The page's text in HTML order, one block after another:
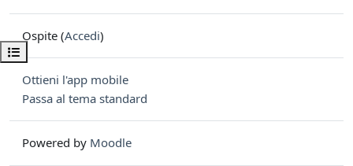
Apri indice del corso
Ospite (Accedi)
Ottieni l'app mobile
Passa al tema standard
Powered by Moodle